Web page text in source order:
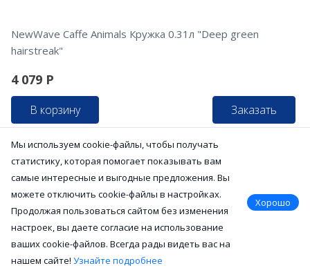
NewWave Caffe Animals Кружка 0.31л "Deep green
hairstreak"
4 079 Р
В корзину Заказать
Мы используем cookie-файлы, чтобы получать
статистику, которая помогает показывать вам
самые интересные и выгодные предложения. Вы
можете отключить cookie-файлы в настройках.
Продолжая пользоваться сайтом без изменения
настроек, вы даете согласие на использование
ваших cookie-файлов. Всегда рады видеть вас на
нашем сайте! Узнайте подробнее
Хорошо